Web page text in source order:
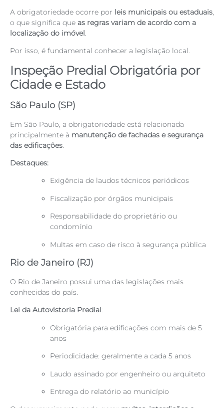
A obrigatoriedade ocorre por leis municipais ou estaduais,
o que significa que as regras variam de acordo com a
localização do imóvel.
Por isso, é fundamental conhecer a legislação local.
Inspeção Predial Obrigatória por
Cidade e Estado
São Paulo (SP)
Em São Paulo, a obrigatoriedade está relacionada
principalmente à manutenção de fachadas e segurança
das edificações.
Destaques:
Exigência de laudos técnicos periódicos
Fiscalização por órgãos municipais
Responsabilidade do proprietário ou
condomínio
Multas em caso de risco à segurança pública
Rio de Janeiro (RJ)
O Rio de Janeiro possui uma das legislações mais
conhecidas do país.
Lei da Autovistoria Predial :
Obrigatória para edificações com mais de 5
anos
Periodicidade: geralmente a cada 5 anos
Laudo assinado por engenheiro ou arquiteto
Entrega do relatório ao município